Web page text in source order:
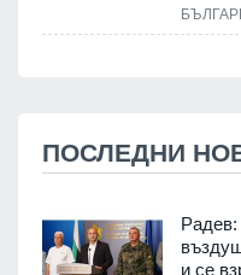
ПОСЛЕДНИ
Радев:
и се